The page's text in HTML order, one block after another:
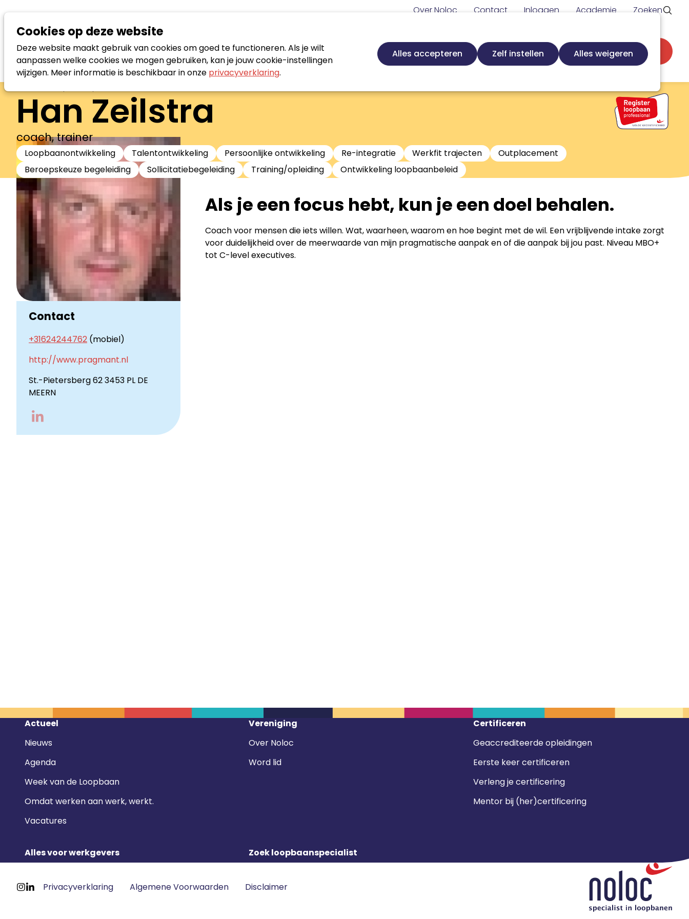
Cookies op deze website
Deze website maakt gebruik van cookies om goed te functioneren. Als je wilt
aanpassen welke cookies we mogen gebruiken, kan je jouw cookie-instellingen
wijzigen. Meer informatie is beschikbaar in onze privacyverklaring.
Alles accepteren Zelf instellen Alles weigeren
Nieuws Agenda Certificeren Vakgebied
Secundaire
navigatieZoek loopbaanspecialist Word lid
Meta
Over Noloc Contact Inloggen Academie Zoeken
Han Zeilstra
coach, trainer
Loopbaanontwikkeling Talentontwikkeling Persoonlijke ontwikkeling Re-integratie Werkfit trajecten
Outplacement
Beroepskeuze begeleiding
Sollicitatiebegeleiding Training/opleiding Ontwikkeling loopbaanbeleid
Contact
+31624244762 (mobiel)
http://www.pragmant.nl
St.-Pietersberg 62 3453 PL DE
MEERN
Als je een focus hebt, kun je een doel behalen.
Coach voor mensen die iets willen. Wat, waarheen, waarom en hoe begint met de wil. Een vrijblijvende intake zorgt
voor duidelijkheid over de meerwaarde van mijn pragmatische aanpak en of die aanpak bij jou past. Niveau MBO+
tot C-level executives.
Footer
Actueel
Nieuws
Agenda
Week van de Loopbaan
Omdat werken aan werk, werkt.
Vacatures
Vereniging
Over Noloc
Word lid
Certificeren
Geaccrediteerde opleidingen
Eerste keer certificeren
Verleng je certificering
Mentor bij (her)certificering
Alles voor werkgevers Zoek loopbaanspecialist
Footer
Privacyverklaring Algemene Voorwaarden Disclaimer